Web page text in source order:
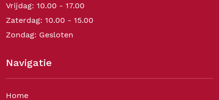
Vrijdag: 10.00 - 17.00
Zaterdag: 10.00 - 15.00
Zondag: Gesloten
Navigatie
Home